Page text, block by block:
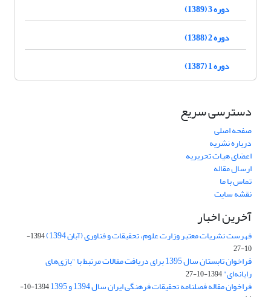
دوره 3 (1389)
دوره 2 (1388)
دوره 1 (1387)
دسترسی سریع
صفحه اصلی
درباره نشریه
اعضای هیات تحریریه
ارسال مقاله
تماس با ما
نقشه سایت
آخرین اخبار
فهرست نشریات معتبر وزارت علوم، تحقیقات و فناوری (آبان 1394)
1394-
10-27
فراخوان تابستان سال 1395 برای دریافت مقالات مرتبط با "بازی‌های
رایانه‌ای"1394-10-27
فراخوان مقاله فصلنامه تحقیقات فرهنگی ایران سال 1394 و 1395
1394-10-